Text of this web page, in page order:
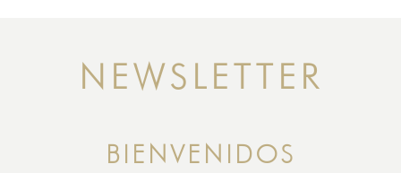
NEWSLETTER
BIENVENIDOS